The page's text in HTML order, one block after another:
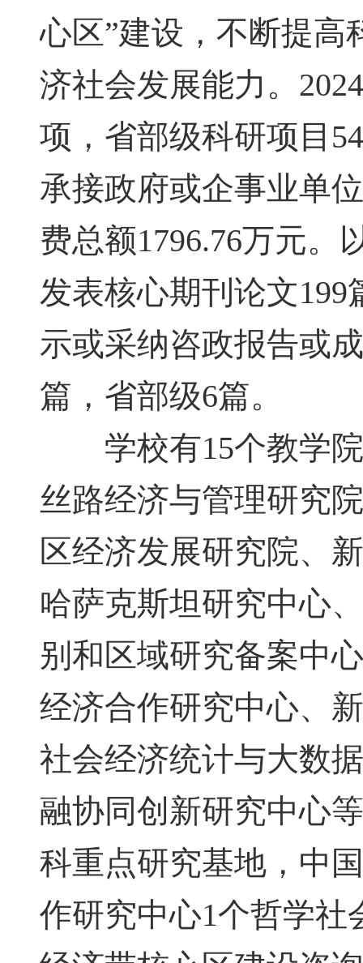
心区”建设，不断提高
济社会发展能力。
项，省部级科研项目
承接政府或企事业单
费总额1796.76万元。
发表核心期刊论文
示或采纳咨政报告或
篇，省部级6篇。
学校有15个教学院
丝路经济与管理研究
区经济发展研究院、
哈萨克斯坦研究中心
别和区域研究备案中
经济合作研究中心、
社会经济统计与大数
融协同创新研究中心
科重点研究基地，中
作研究中心1个哲学社